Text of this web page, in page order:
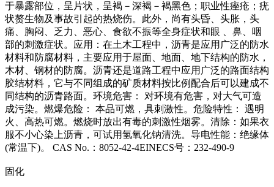
于暴露部位，呈片状，呈褐－深褐－褐黑色；职业性痤疮；疣
状赘生物及事故引起的热烧伤。此外，尚有头昏、头胀，头
痛、胸闷、乏力、恶心、食欲不振等全身症状和眼 、鼻、咽
部的刺激症状。应用：在土木工程中，沥青是应用广泛的防水
材料和防腐材料，主要应用于屋面、地面、地下结构的防水，
木材、钢材的防腐。沥青还是道路工程中应用广泛的路面结构
胶结材料，它与不同组成的矿质材料按比例配合后可以建成不
同结构的沥青路面。环境危害： 对环境有危害，对大气可造
成污染。燃爆危险： 本品可燃，具刺激性。危险特性： 遇明
火、高热可燃。燃烧时放出有毒的刺激性烟雾。清除：如果衣
服不小心染上沥青，可试用氢氧化钠清洗。导电性能：绝缘体
(常温下)。 CAS No.：8052-42-4EINECS号：232-490-9
固化